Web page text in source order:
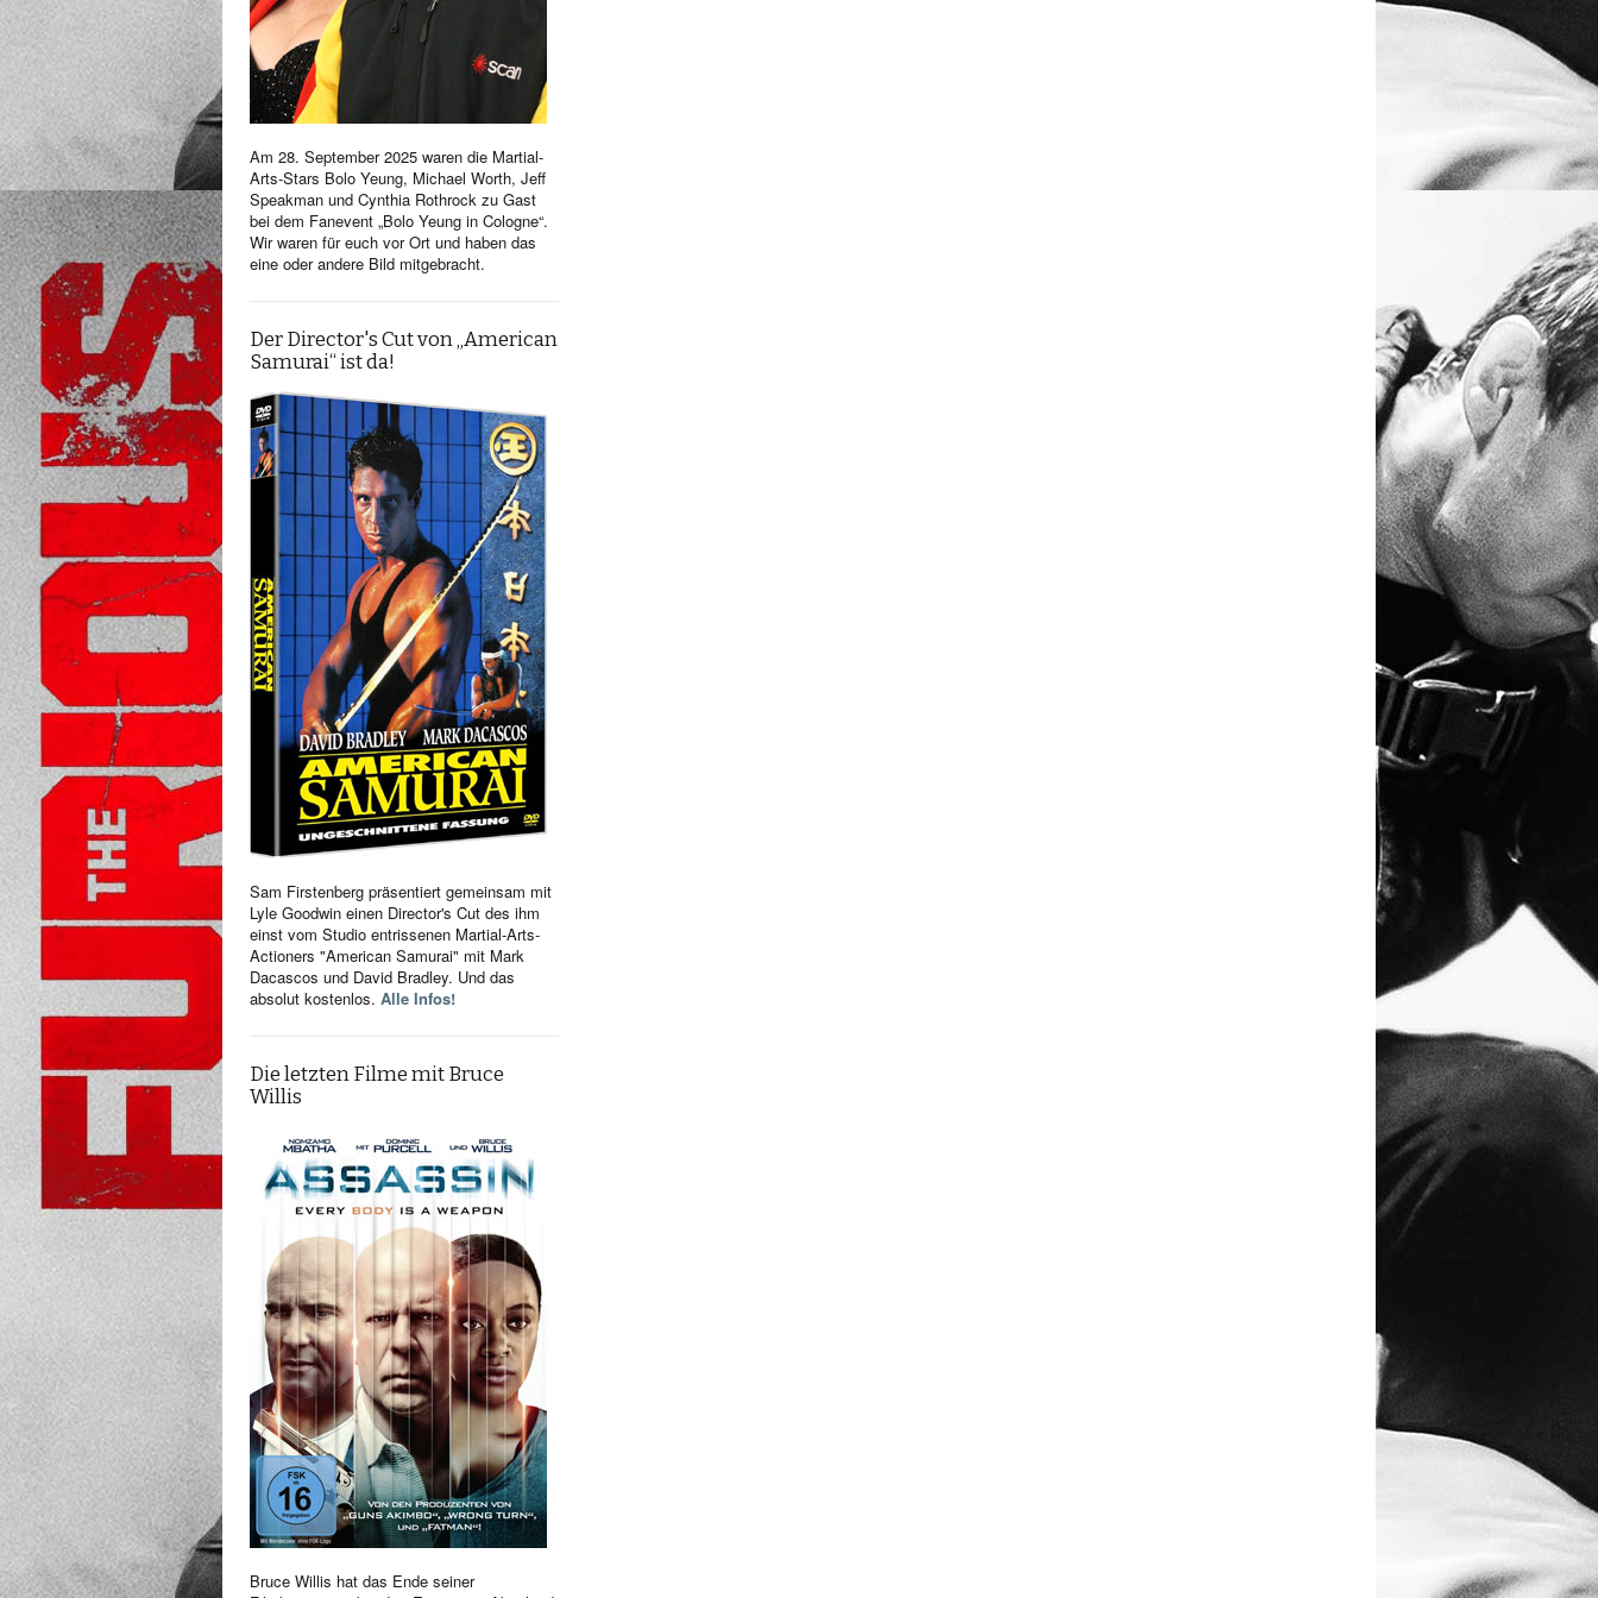
Am 28. September 2025 waren die Martial-
Arts-Stars Bolo Yeung, Michael Worth, Jeff
Speakman und Cynthia Rothrock zu Gast
bei dem Fanevent „Bolo Yeung in Cologne“.
Wir waren für euch vor Ort und haben das
eine oder andere Bild mitgebracht.
Der Director's Cut von „American
Samurai“ ist da!
Sam Firstenberg präsentiert gemeinsam mit
Lyle Goodwin einen Director's Cut des ihm
einst vom Studio entrissenen Martial-Arts-
Actioners "American Samurai" mit Mark
Dacascos und David Bradley. Und das
absolut kostenlos. Alle Infos!
Die letzten Filme mit Bruce
Willis
Bruce Willis hat das Ende seiner